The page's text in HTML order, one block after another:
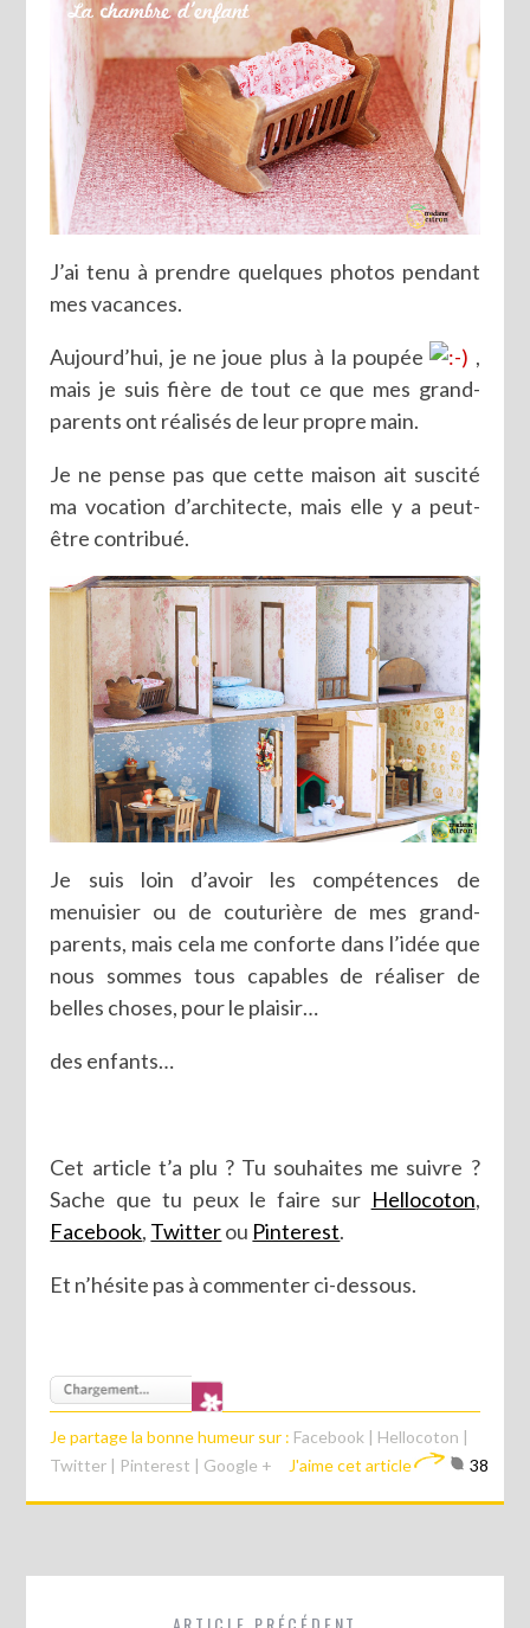
J’ai tenu à prendre quelques photos pendant
mes vacances.
Aujourd’hui, je ne joue plus à la poupée
,
mais je suis fière de tout ce que mes grand-
parents ont réalisés de leur propre main.
Je ne pense pas que cette maison ait suscité
ma vocation d’architecte, mais elle y a peut-
être contribué.
Je suis loin d’avoir les compétences de
menuisier ou de couturière de mes grand-
parents, mais cela me conforte dans l’idée que
nous sommes tous capables de réaliser de
belles choses, pour le plaisir…
des enfants…
Cet article t’a plu ? Tu souhaites me suivre ?
Sache que tu peux le faire sur Hellocoton,
Facebook, Twitterou Pinterest.
Et n’hésite pas à commenter ci-dessous.
Je partage la bonne humeur sur : Facebook | Hellocoton |
Twitter | Pinterest | Google + J'aime cet article 38